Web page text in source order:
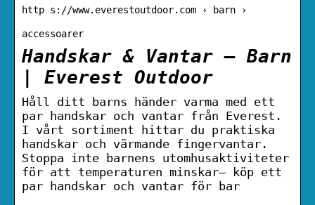
http s://www.everestoutdoor.com › barn ›
accessoarer
Handskar & Vantar – Barn
| Everest Outdoor
Håll ditt barns händer varma med ett
par handskar och vantar från Everest.
I vårt sortiment hittar du praktiska
handskar och värmande fingervantar.
Stoppa inte barnens utomhusaktiviteter
för att temperaturen minskar– köp ett
par handskar och vantar för bar